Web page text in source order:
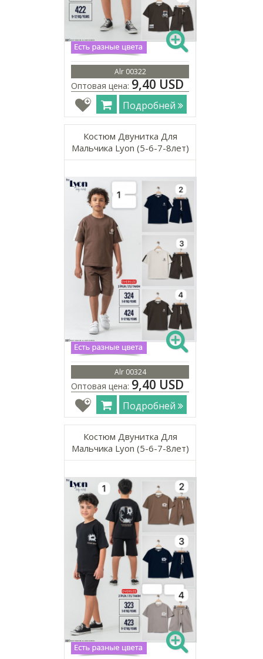
Alr 00322
Оптовая цена: 9,40 USD
Подробней
Костюм Двунитка Для
Мальчика Lyon (5-6-7-8лет)
Alr 00324
Оптовая цена: 9,40 USD
Подробней
Костюм Двунитка Для
Мальчика Lyon (5-6-7-8лет)